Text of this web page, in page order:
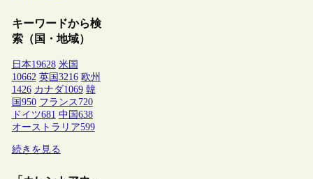
キーワードから検
索（国・地域）
日本19628 米国
10662 英国3216 欧州
1426 カナダ1069 韓
国950 フランス 720
ドイツ681 中国638
オーストラリア599
続きを見る